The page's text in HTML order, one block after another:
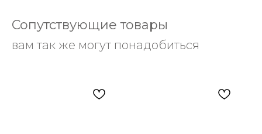
Сопутствующие товары
вам так же могут понадобиться